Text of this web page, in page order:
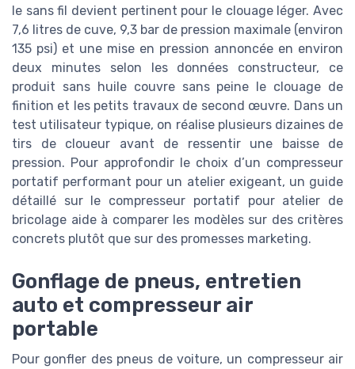
le sans fil devient pertinent pour le clouage léger. Avec
7,6 litres de cuve, 9,3 bar de pression maximale (environ
135 psi) et une mise en pression annoncée en environ
deux minutes selon les données constructeur, ce
produit sans huile couvre sans peine le clouage de
finition et les petits travaux de second œuvre. Dans un
test utilisateur typique, on réalise plusieurs dizaines de
tirs de cloueur avant de ressentir une baisse de
pression. Pour approfondir le choix d’un compresseur
portatif performant pour un atelier exigeant, un guide
détaillé sur le compresseur portatif pour atelier de
bricolage aide à comparer les modèles sur des critères
concrets plutôt que sur des promesses marketing.
Gonflage de pneus, entretien
auto et compresseur air
portable
Pour gonfler des pneus de voiture, un compresseur air